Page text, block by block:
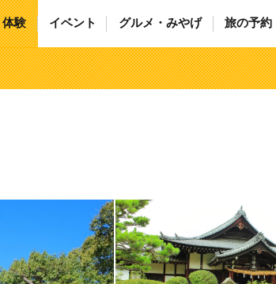
体験 イベント グルメ・みやげ 旅の予約